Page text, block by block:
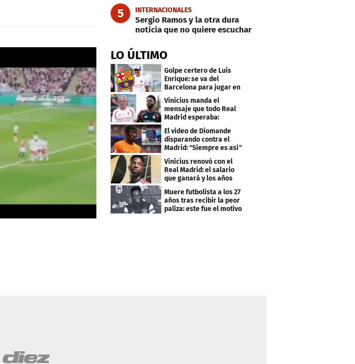
Wayne Rooney recibe reconocimiento del Manchester United
5 INTERNACIONALES
Sergio Ramos y la otra dura
noticia que no quiere escuchar
LO ÚLTIMO
Golpe certero de Luis
Enrique: se va del
Barcelona para jugar en
el PSG
Vinicius manda el
mensaje que todo Real
Madrid esperaba:
"Mourinho..."
El video de Diomande
disparando contra el
Madrid: "Siempre es así"
Vinicius renovó con el
Real Madrid: el salario
que ganará y los años
Muere futbolista a los 27
años tras recibir la peor
paliza: este fue el motivo